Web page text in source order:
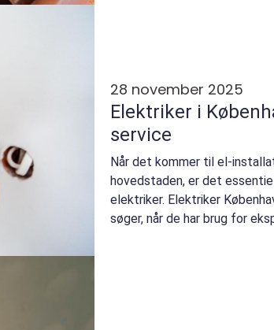
28 november 2025
Elektriker i
service
Når det kommer til el-
hovedstaden, er det
elektriker. Elektriker
søger, når de har brug for